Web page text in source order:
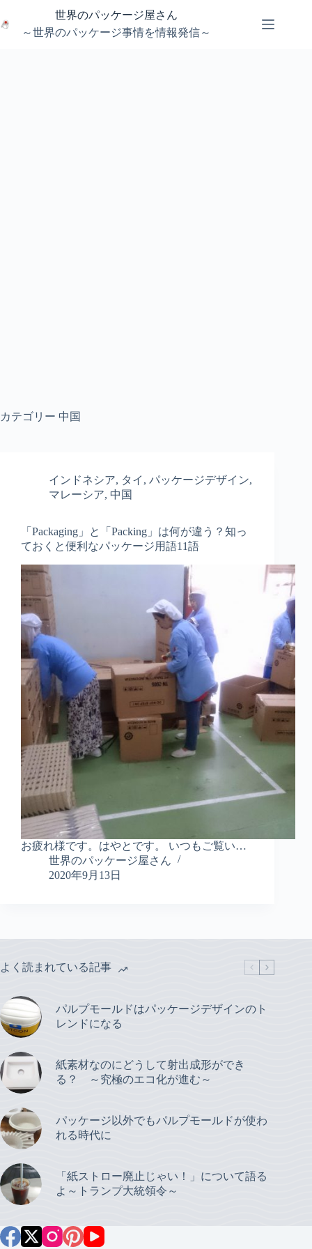
ン
世界のパッケージ屋さん
～世界のパッケージ事情を情報発信～
カテゴリー 中国
インドネシア, タイ , パッケージデザイン,
マレーシア, 中国
「Packaging」と「Packing」は何が違う？知っ
ておくと便利なパッケージ用語11語
お疲れ様です。はやとです。 いつもご覧い…
世界のパッケージ屋さん
2020年9月13日
よく読まれている記事
パルプモールドはパッケージデザインのト
レンドになる
紙素材なのにどうして射出成形ができ
る？ ～究極のエコ化が進む～
パッケージ以外でもパルプモールドが使わ
れる時代に
「紙ストロー廃止じゃい！」について語る
よ～トランプ大統領令～